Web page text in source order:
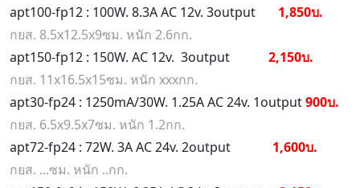
apt100-fp12 : 100W. 8.3A AC 12v. 3output 1,850บ.
กยส. 8.5x12.5x9ซม. หนัก 2.6กก.
apt150-fp12 : 150W. AC 12v. 3output 2,150บ.
กยส. 11x16.5x15ซม. หนัก xxxกก.
apt30-fp24 : 1250mA/30W. 1.25A AC 24v. 1output900บ.
กยส. 6.5x9.5x7ซม. หนัก 1.2กก.
apt72-fp24 : 72W. 3A AC 24v. 2output 1,600บ.
กยส. ...ซม. หนัก ..กก.